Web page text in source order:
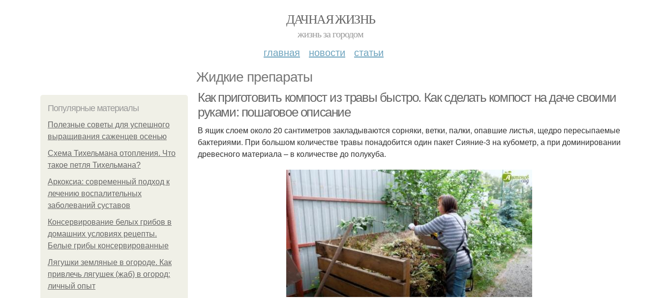
ДАЧНАЯ ЖИЗНЬ
жизнь за городом
главная новости статьи
Жидкие препараты
Популярные материалы
Полезные советы для успешного
выращивания саженцев осенью
Схема Тихельмана отопления. Что
такое петля Тихельмана?
Аркоксиа: современный подход к
лечению воспалительных
заболеваний суставов
Консервирование белых грибов в
домашних условиях рецепты.
Белые грибы консервированные
Лягушки земляные в огороде. Как
привлечь лягушек (жаб) в огород:
личный опыт
Как приготовить компост из травы быстро. Как сделать компост на даче своими
руками: пошаговое описание
В ящик слоем около 20 сантиметров закладываются сорняки, ветки, палки, опавшие листья, щедро пересыпаемые
бактериями. При большом количестве травы понадобится один пакет Сияние-3 на кубометр, а при доминировании
древесного материала – в количестве до полукуба.